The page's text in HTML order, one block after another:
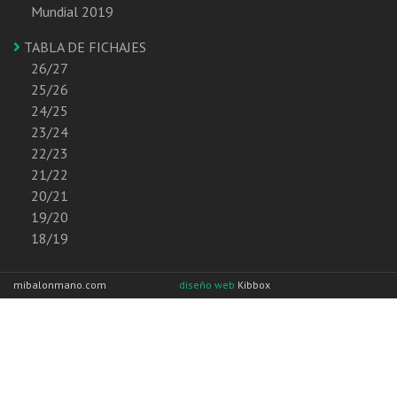
Mundial 2019
TABLA DE FICHAJES
26/27
25/26
24/25
23/24
22/23
21/22
20/21
19/20
18/19
mibalonmano.com diseño web Kibbox